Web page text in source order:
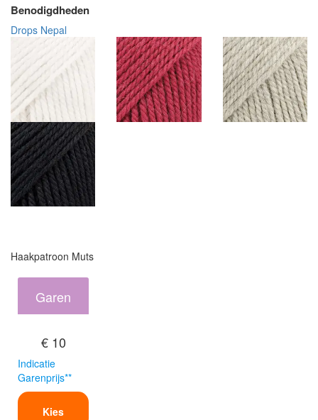
Benodigdheden
Drops Nepal
Haakpatroon Muts
Garen
€ 10
Indicatie
Garenprijs**
Kies